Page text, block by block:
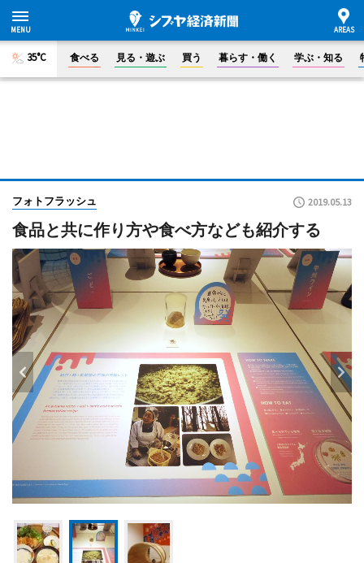
35°C 食べる 見る・遊ぶ 買う 暮らす・働く 学ぶ・知る
フォトフラッシュ 2019.05.13
食品と共に作り方や食べ方なども紹介する